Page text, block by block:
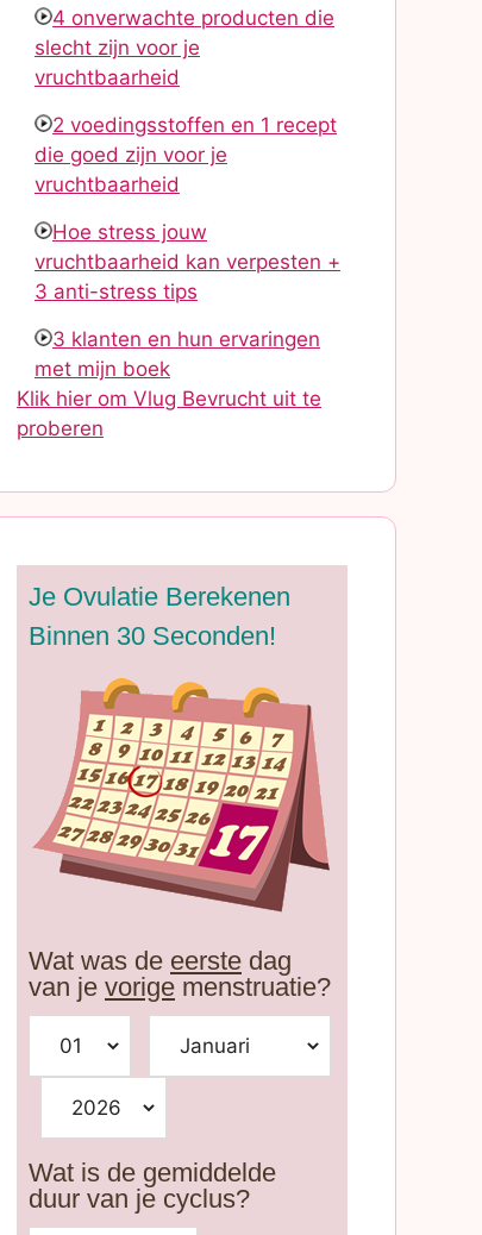
4 onverwachte producten die
slecht zijn voor je
vruchtbaarheid
2 voedingsstoffen en 1 recept
die goed zijn voor je
vruchtbaarheid
Hoe stress jouw
vruchtbaarheid kan verpesten +
3 anti-stress tips
3 klanten en hun ervaringen
met mijn boek
Klik hier om Vlug Bevrucht uit te
proberen
Je Ovulatie Berekenen
Binnen 30 Seconden!
Wat was de eerste dag
van je vorige menstruatie?
Wat is de gemiddelde
duur van je cyclus?